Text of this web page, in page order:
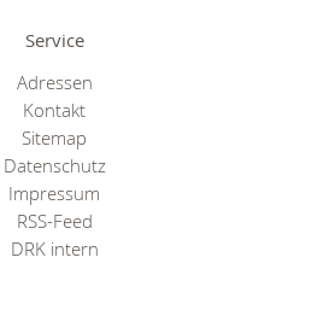
Service
Adressen
Kontakt
Sitemap
Datenschutz
Impressum
RSS-Feed
DRK intern